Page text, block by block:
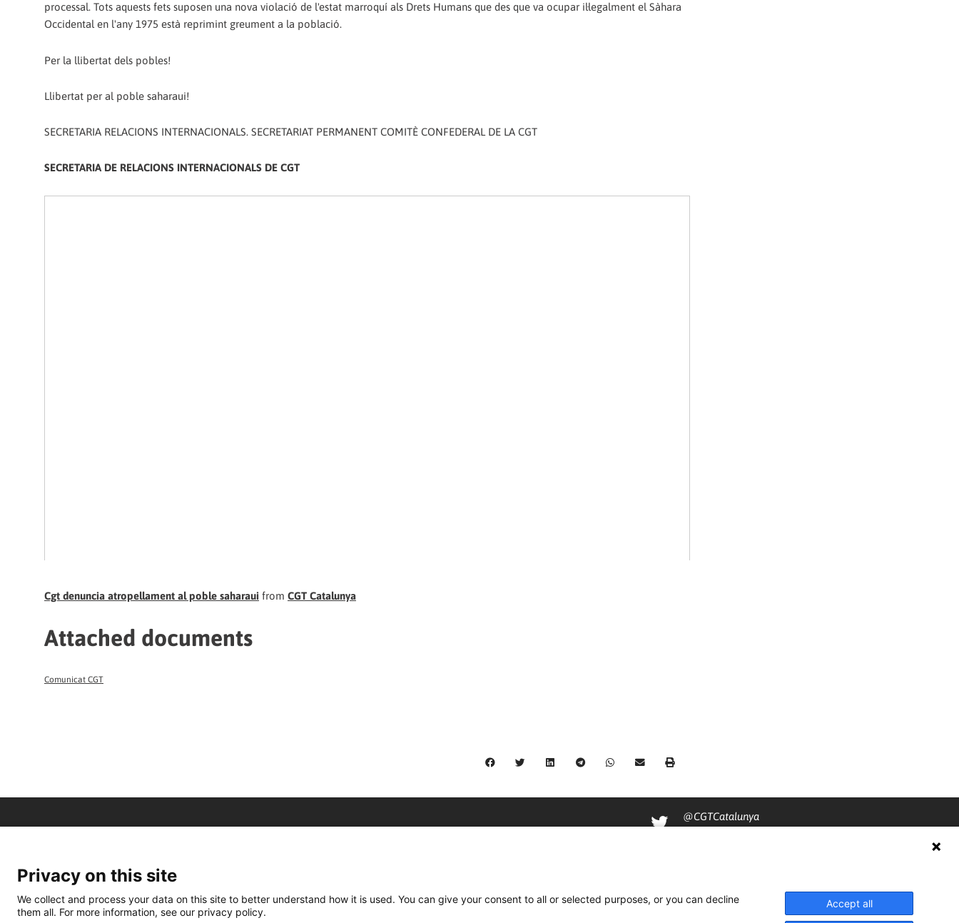
processal. Tots aquests fets suposen una nova violació de l'estat marroquí als Drets Humans que des que va ocupar il·legalment el Sàhara
Occidental en l'any 1975 està reprimint greument a la població.
Per la llibertat dels pobles!
Llibertat per al poble saharaui!
SECRETARIA RELACIONS INTERNACIONALS. SECRETARIAT PERMANENT COMITÈ CONFEDERAL DE LA CGT
SECRETARIA DE RELACIONS INTERNACIONALS DE CGT
Cgt denuncia atropellament al poble saharaui from CGT Catalunya
Attached documents
Comunicat CGT
@CGTCatalunya
cgtcatalunya
Privacy on this site
We collect and process your data on this site to better understand how it is used. You can give your consent to all or selected purposes, or you can decline
them all. For more information, see our privacy policy.
Accept all